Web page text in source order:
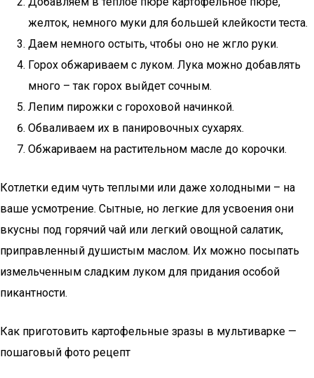
желток, немного муки для большей клейкости теста.
Даем немного остыть, чтобы оно не жгло руки.
Горох обжариваем с луком. Лука можно добавлять
много – так горох выйдет сочным.
Лепим пирожки с гороховой начинкой.
Обваливаем их в панировочных сухарях.
Обжариваем на растительном масле до корочки.
Котлетки едим чуть теплыми или даже холодными – на
ваше усмотрение. Сытные, но легкие для усвоения они
вкусны под горячий чай или легкий овощной салатик,
приправленный душистым маслом. Их можно посыпать
измельченным сладким луком для придания особой
пикантности.
Как приготовить картофельные зразы в мультиварке —
пошаговый фото рецепт